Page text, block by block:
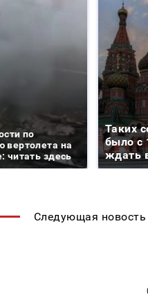
по
вертолета на
читать здесь
Таких
было с
ждать
Следующая новость